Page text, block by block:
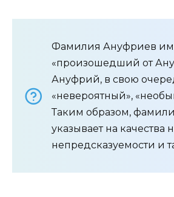
Фамилия Ануфриев
«произошедший от
Ануфрий, в свою
«невероятный»,
Таким образом,
указывает на качества
непредсказуемости и